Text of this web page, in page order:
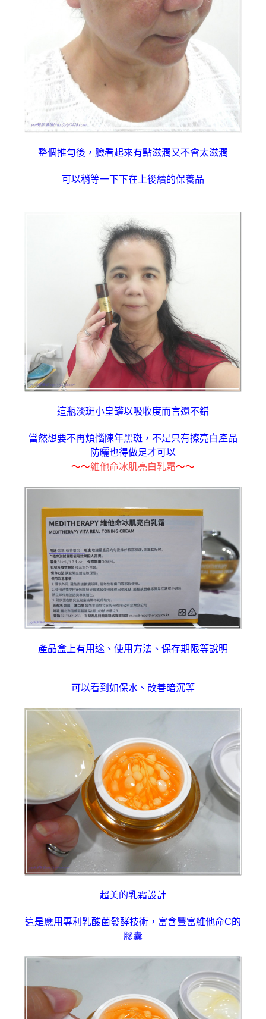
整個推勻後，臉看起來有點滋潤又不會太滋潤
可以稍等一下下在上後續的保養品
這瓶淡斑小皇罐以吸收度而言還不錯
當然想要不再煩惱陳年黑斑，不是只有擦亮白產品
防曬也得做足才可以
〜〜維他命冰肌亮白乳霜〜〜
產品盒上有用途、使用方法、保存期限等說明
可以看到如保水、改善暗沉等
超美的乳霜設計
這是應用專利乳酸菌發酵技術，富含豐富維他命C的
膠囊